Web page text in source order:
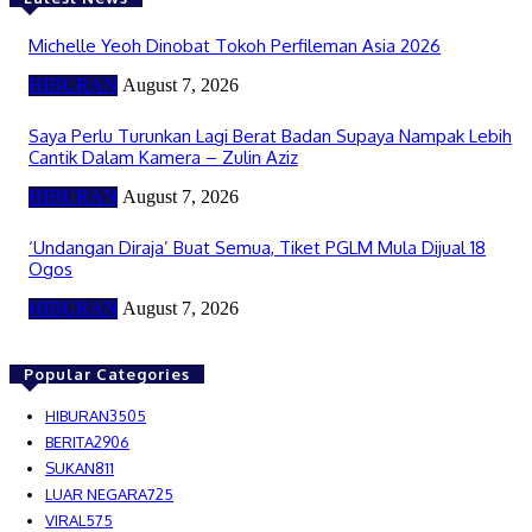
Michelle Yeoh Dinobat Tokoh Perfileman Asia 2026
HIBURAN August 7, 2026
Saya Perlu Turunkan Lagi Berat Badan Supaya Nampak Lebih
Cantik Dalam Kamera – Zulin Aziz
HIBURAN August 7, 2026
‘Undangan Diraja’ Buat Semua, Tiket PGLM Mula Dijual 18
Ogos
HIBURAN August 7, 2026
Popular Categories
HIBURAN3505
BERITA2906
SUKAN811
LUAR NEGARA725
VIRAL 575